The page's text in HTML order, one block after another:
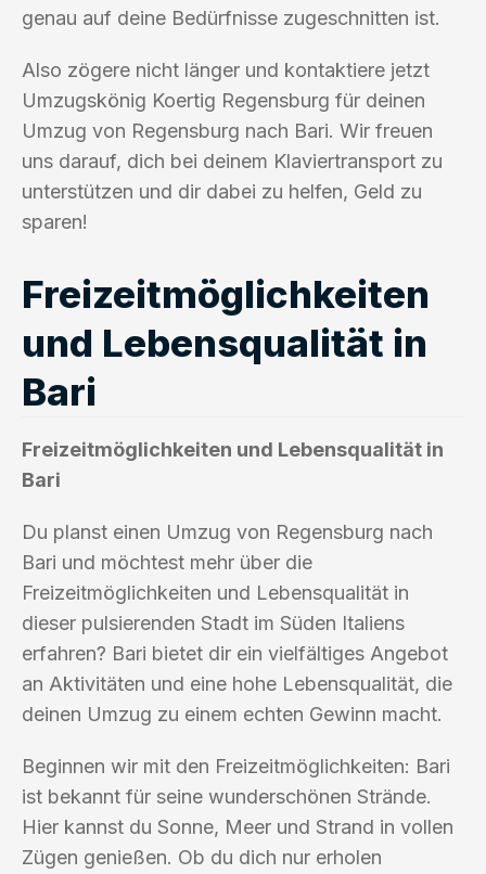
genau auf deine Bedürfnisse zugeschnitten ist.
Also zögere nicht länger und kontaktiere jetzt
Umzugskönig Koertig Regensburg für deinen
Umzug von Regensburg nach Bari. Wir freuen
uns darauf, dich bei deinem Klaviertransport zu
unterstützen und dir dabei zu helfen, Geld zu
sparen!
Freizeitmöglichkeiten
und Lebensqualität in
Bari
Freizeitmöglichkeiten und Lebensqualität in
Bari
Du planst einen Umzug von Regensburg nach
Bari und möchtest mehr über die
Freizeitmöglichkeiten und Lebensqualität in
dieser pulsierenden Stadt im Süden Italiens
erfahren? Bari bietet dir ein vielfältiges Angebot
an Aktivitäten und eine hohe Lebensqualität, die
deinen Umzug zu einem echten Gewinn macht.
Beginnen wir mit den Freizeitmöglichkeiten: Bari
ist bekannt für seine wunderschönen Strände.
Hier kannst du Sonne, Meer und Strand in vollen
Zügen genießen. Ob du dich nur erholen